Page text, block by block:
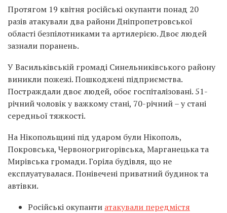
Протягом 19 квітня російські окупанти понад 20
разів атакували два райони Дніпропетровської
області безпілотниками та артилерією. Двоє людей
зазнали поранень.
У Васильківській громаді Синельниківського району
виникли пожежі. Пошкоджені підприємства.
Постраждали двоє людей, обоє госпіталізовані. 51-
річний чоловік у важкому стані, 70-річний – у стані
середньої тяжкості.
На Нікопольщині під ударом були Нікополь,
Покровська, Червоногригорівська, Марганецька та
Мирівська громади. Горіла будівля, що не
експлуатувалася. Понівечені приватний будинок та
автівки.
Російські окупанти атакували передмістя